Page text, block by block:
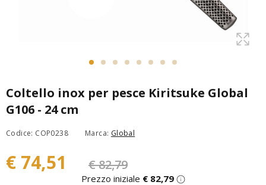
Coltello inox per pesce Kiritsuke Global
G106 - 24 cm
Codice: COP0238 Marca: Global
€ 74,51 € 82,79
Prezzo iniziale € 82,79